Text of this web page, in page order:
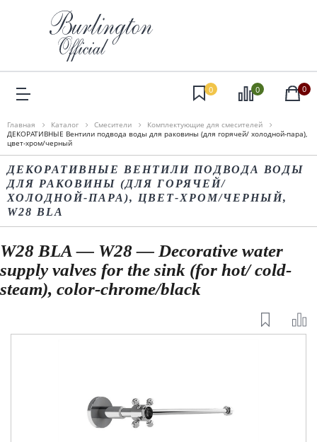
0 0 0
Главная Каталог Смесители
Комплектующие для смесителей
ДЕКОРАТИВНЫЕ Вентили подвода воды для раковины (для горячей/ холодной-пара),
цвет-хром/черный
ДЕКОРАТИВНЫЕ ВЕНТИЛИ ПОДВОДА ВОДЫ
ДЛЯ РАКОВИНЫ (ДЛЯ ГОРЯЧЕЙ/
ХОЛОДНОЙ-ПАРА), ЦВЕТ-ХРОМ/ЧЕРНЫЙ,
W28 BLA
W28 BLA — W28 — Decorative water
supply valves for the sink (for hot/ cold-
steam), color-chrome/black